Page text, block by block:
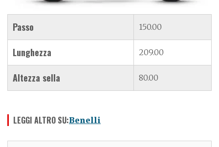
Passo 150.00
Lunghezza 209.00
Altezza sella 80.00
LEGGI ALTRO SU:Benelli